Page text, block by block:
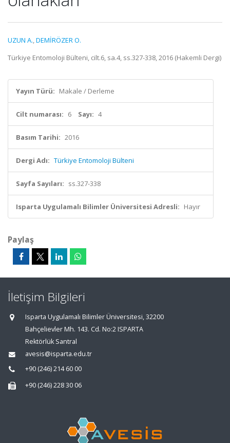
UZUN A.,DEMİRÖZER O.
Türkiye Entomoloji Bülteni, cilt.6, sa.4, ss.327-338, 2016 (Hakemli Dergi)
Yayın Türü: Makale / Derleme
Cilt numarası: 6 Sayı: 4
Basım Tarihi: 2016
Dergi Adı: Türkiye Entomoloji Bülteni
Sayfa Sayıları: ss.327-338
Isparta Uygulamalı Bilimler Üniversitesi Adresli: Hayır
Paylaş
İletişim Bilgileri
Isparta Uygulamalı Bilimler Üniversitesi, 32200
Bahçelievler Mh. 143. Cd. No:2 ISPARTA
Rektörlük Santral
avesis@isparta.edu.tr
+90 (246) 214 60 00
+90 (246) 228 30 06